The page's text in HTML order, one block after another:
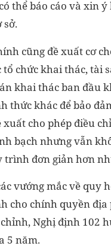
thể báo cáo và xin
sở.
cũng đề xuất cơ
tổ chức khai thác, tài
khai thác ban đầu
thức khác để bảo
xuất cho phép điều
bạch nhưng vẫn
trình đơn giản hơn
vướng mắc về quy
cho chính quyền
Nghị định 102
5 năm.